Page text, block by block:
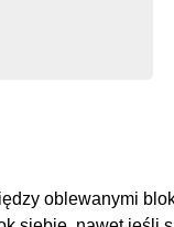
oblewanymi